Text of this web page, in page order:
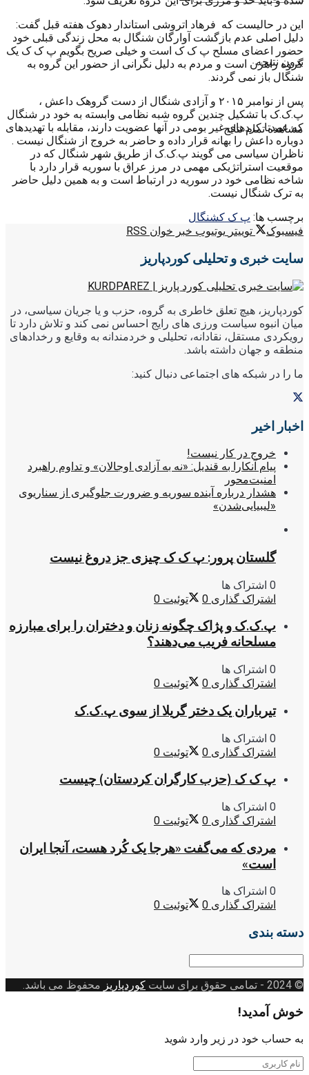
بدون نتیجه
مشاهده تمام نتایج
این در حالیست که فرهاد اتروشی استاندار دهوک هفته قبل گفت:
دلیل اصلی عدم بازگشت آوارگان شنگال به محل زندگی قبلی خود
حضور اعضای مسلح پ ک ک است و خیلی صریح بگویم پ ک ک یک
گروه راهزن است و مردم به دلیل نگرانی از حضور این گروه به
شنگال باز نمی گردند.
پس از نوامبر ۲۰۱۵ و آزادی شنگال از دست گروهک داعش ،
پ.ک.ک با تشکیل چندین گروه شبه نظامی وابسته به خود در شنگال
که عمدتا کردهای غیر بومی در آنها عضویت دارند، مقابله با تهدیدهای
دوباره داعش را بهانه قرار داده و حاضر به خروج از شنگال نیست .
ناظران سیاسی می گویند پ.ک.ک از طریق شهر شنگال که در
موقعیت استراتژیکی مهمی در مرز عراق با سوریه قرار دارد با
شاخه نظامی خود در سوریه در ارتباط است و به همین دلیل حاضر
به ترک شنگال نیست.
برچسب ها: پ ک کشنگال
فیسبوک
توییتر یوتیوب خبر خوان RSS
سایت خبری و تحلیلی کوردپاریز
کوردپاریز، هیچ تعلق خاطری به گروه، حزب و یا جریان سیاسی، در
میان انبوه سیاست ورزی های رایج احساس نمی کند و تلاش دارد تا
رویکردی مستقل، نقادانه، تحلیلی و خردمندانه به وقایع و رخدادهای
منطقه و جهان داشته باشد.
ما را در شبکه های اجتماعی دنبال کنید:
اخبار اخیر
خروج در کار نیست!
پیام آنکارا به قندیل: «نه به آزادی اوجالان» و تداوم راهبرد
امنیت‌محور
هشدار درباره آینده سوریه و ضرورت جلوگیری از سناریوی
«لیبیایی‌شدن»
گلستان پرور: پ ک ک چیزی جز دروغ نیست
0 اشتراک ها
اشتراک گذاری 0 توئیت 0
پ.ک.ک و پژاک چگونه زنان و دختران را برای مبارزه
مسلحانه فریب می‌دهند؟
0 اشتراک ها
اشتراک گذاری 0 توئیت 0
تیرباران یک دختر گریلا از سوی پ.ک.ک
0 اشتراک ها
اشتراک گذاری 0 توئیت 0
پ ک ک (حزب کارگران کردستان) چیست
0 اشتراک ها
اشتراک گذاری 0 توئیت 0
مردی که می‌گفت «هرجا یک کُرد هست، آنجا ایران
است»
0 اشتراک ها
اشتراک گذاری 0 توئیت 0
دسته بندی
دسته
© 2024
- تمامی حقوق برای سایت کوردپاریز محفوظ می باشد.
خوش آمدید!
به حساب خود در زیر وارد شوید